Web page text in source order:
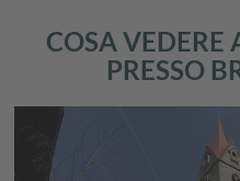
COSA VEDERE
PRESSO